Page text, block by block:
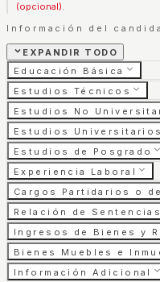
(opcional).
Información del
EXPANDIR TODO
Educación Básica
Estudios Técnicos
Estudios No
Estudios Universitarios
Estudios de Posgrado
Experiencia Laboral
Cargos Partidarios o
Relación de Sentencias
Ingresos de Bienes y
Bienes Muebles e
Información Adicional